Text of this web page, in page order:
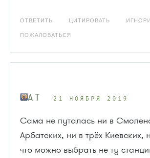
ОТВЕТИТЬ ЦИТИРОВАТЬ
ПОЖАЛОВАТЬСЯ
A T 21 НОЯБРЯ 2019
Сама не путалась ни в
Арбатских, ни в трёх
что можно выбрать не ту